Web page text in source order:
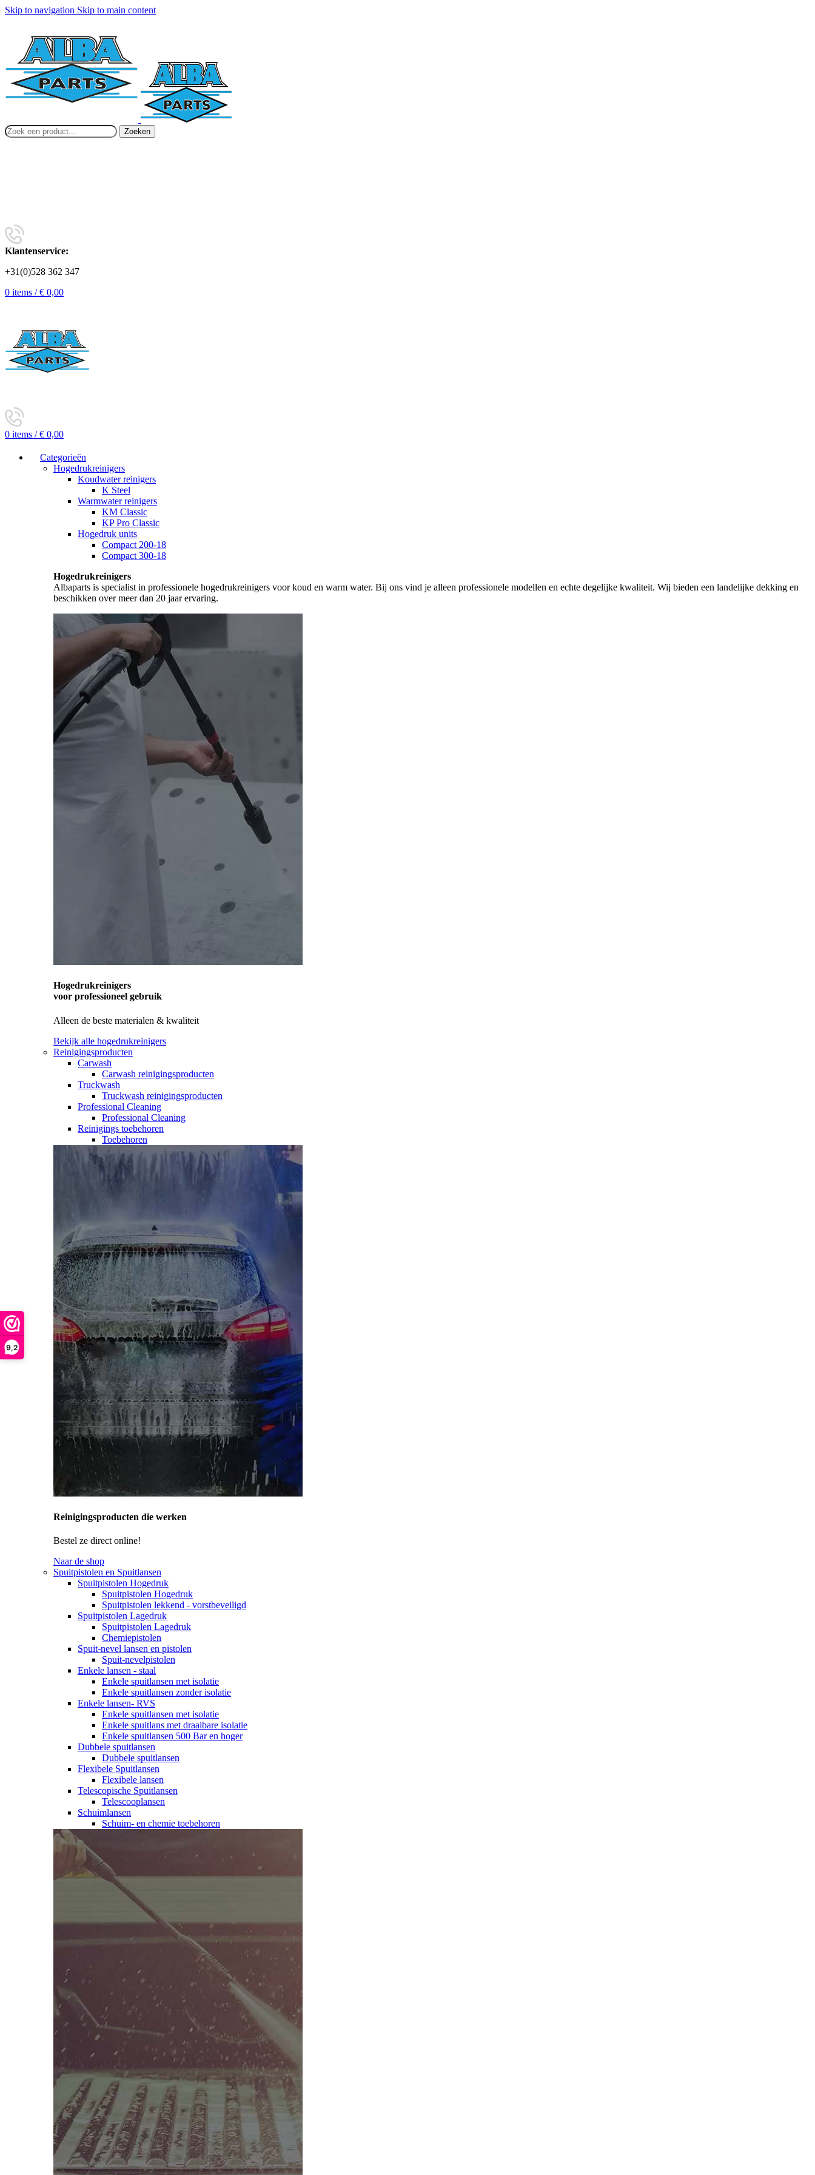
9,2
Skip to navigation Skip to main content
Zoeken
Klantenservice:
+31(0)528 362 347
0 items / € 0,00
0 items / € 0,00
Categorieën
Hogedrukreinigers
Koudwater reinigers
K Steel
Warmwater reinigers
KM Classic
KP Pro Classic
Hogedruk units
Compact 200-18
Compact 300-18
Hogedrukreinigers
Albaparts is specialist in professionele hogedrukreinigers voor koud en warm water. Bij ons vind je alleen professionele modellen en echte degelijke kwaliteit. Wij bieden een landelijke dekking en
beschikken over meer dan 20 jaar ervaring.
Hogedrukreinigers
voor professioneel gebruik
Alleen de beste materialen & kwaliteit
Bekijk alle hogedrukreinigers
Reinigingsproducten
Carwash
Carwash reinigingsproducten
Truckwash
Truckwash reinigingsproducten
Professional Cleaning
Professional Cleaning
Reinigings toebehoren
Toebehoren
Reinigingsproducten die werken
Bestel ze direct online!
Naar de shop
Spuitpistolen en Spuitlansen
Spuitpistolen Hogedruk
Spuitpistolen Hogedruk
Spuitpistolen lekkend - vorstbeveiligd
Spuitpistolen Lagedruk
Spuitpistolen Lagedruk
Chemiepistolen
Spuit-nevel lansen en pistolen
Spuit-nevelpistolen
Enkele lansen - staal
Enkele spuitlansen met isolatie
Enkele spuitlansen zonder isolatie
Enkele lansen- RVS
Enkele spuitlansen met isolatie
Enkele spuitlans met draaibare isolatie
Enkele spuitlansen 500 Bar en hoger
Dubbele spuitlansen
Dubbele spuitlansen
Flexibele Spuitlansen
Flexibele lansen
Telescopische Spuitlansen
Telescooplansen
Schuimlansen
Schuim- en chemie toebehoren